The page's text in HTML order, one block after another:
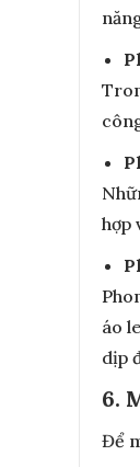
hợp
áo
dịp
6.
Để